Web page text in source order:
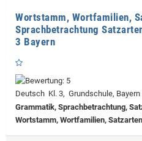
Wortstamm, Wortfamilien,
Sprachbetrachtung
3 Bayern
Deutsch Kl. 3, Grundschule, Bayern
Grammatik, Sprachbetrachtung,
Wortstamm, Wortfamilien, Satzarten